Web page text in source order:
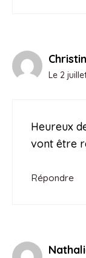
Le 2
Heureux
vont être
Répondre